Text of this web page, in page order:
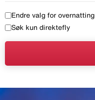
Endre valg for overnatting
Søk kun direktefly